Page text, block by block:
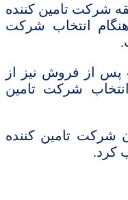
شرکت تامین کننده
انتخاب شرکت
از فروش نیز از
شرکت تامین
شرکت تامین کننده
کرد.